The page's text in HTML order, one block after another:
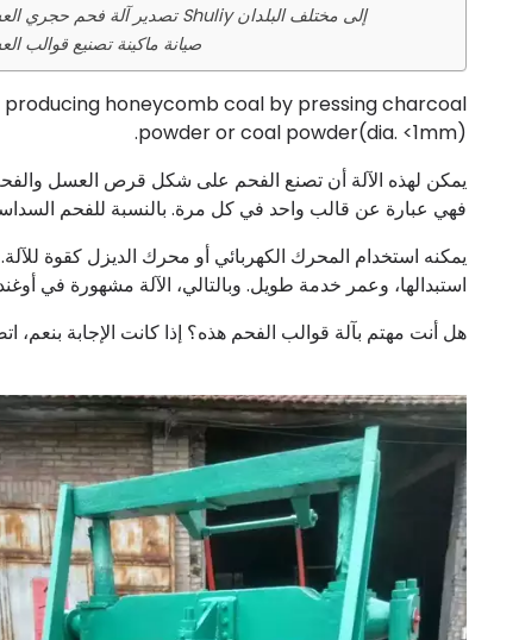
تصدير آلة فحم حجري العسل Shuliy إلى مختلف البلدان
صيانة ماكينة تصنيع قوالب
honeycomb coal by pressing charcoal
powder or coal powder(dia. <1mm).
فهي عبارة عن قالب واحد في كل مرة. بالنسبة للفحم السداسي، فهو عبارة عن 3-4 قطع من
يمكنه استخدام المحرك الكهربائي أو محرك الديزل كقوة
استبدالها، وعمر خدمة طويل. وبالتالي، الآلة مشهورة في
هل أنت مهتم بآلة قوالب الفحم هذه؟ إذا كانت الإجابة